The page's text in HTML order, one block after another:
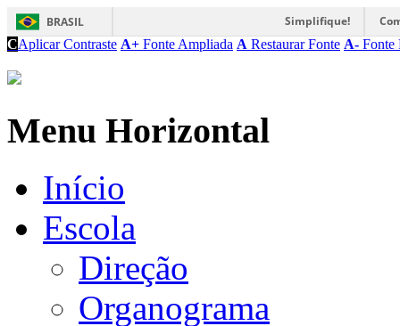
BRASIL Simplifique!
CAplicar Contraste A+ Fonte Ampliada A Restaurar Fonte A- Fonte
Menu Horizontal
Início
Escola
Direção
Organograma